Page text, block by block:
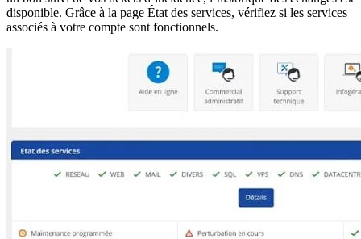
disponible. Grâce à la page État des services, vérifiez si les services
associés à votre compte sont fonctionnels.